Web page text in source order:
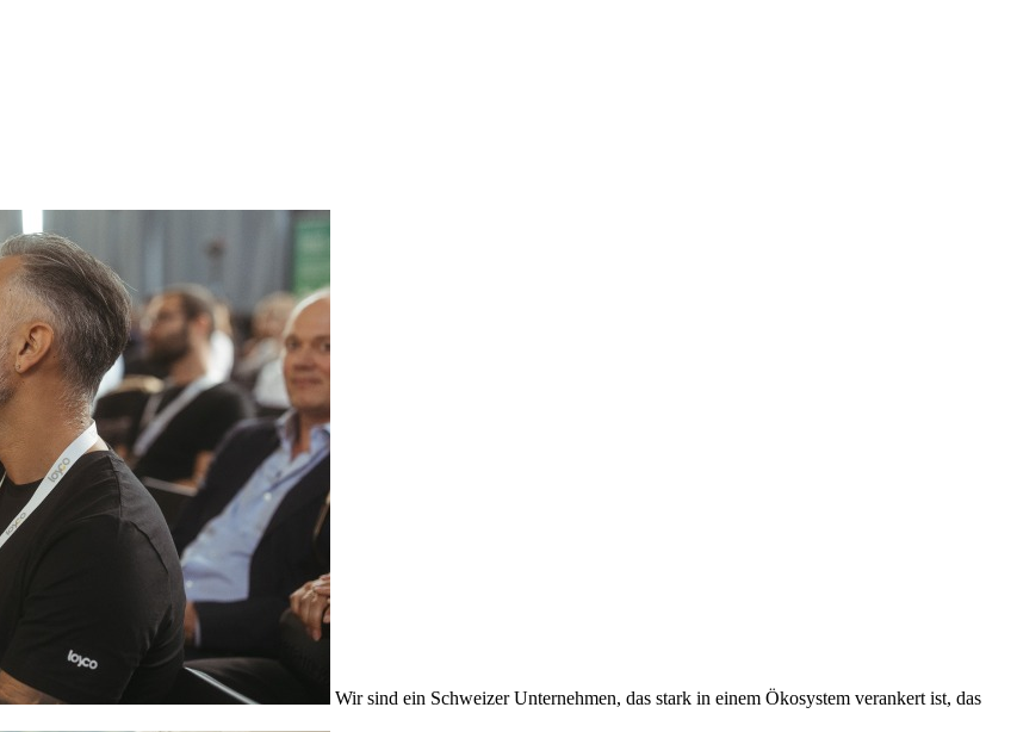
Wir sind ein Schweizer Unternehmen, das stark in einem Ökosystem verankert ist, das